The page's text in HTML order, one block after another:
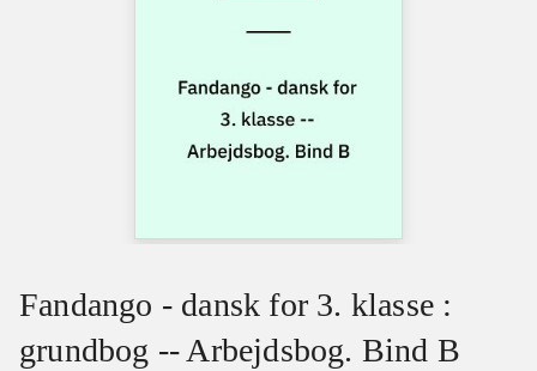
Fandango - dansk for 3. klasse :
grundbog -- Arbejdsbog. Bind B